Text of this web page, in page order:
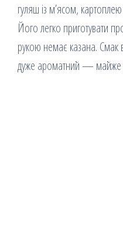
гуляш із м’ясом,
Його легко приготувати
рукою немає казана. Смак
дуже ароматний — майже